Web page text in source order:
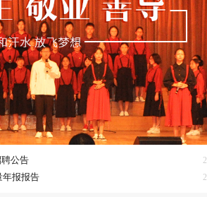
策划案意见征集情况公示
宜都市职业教育中心）
公告
年报报告